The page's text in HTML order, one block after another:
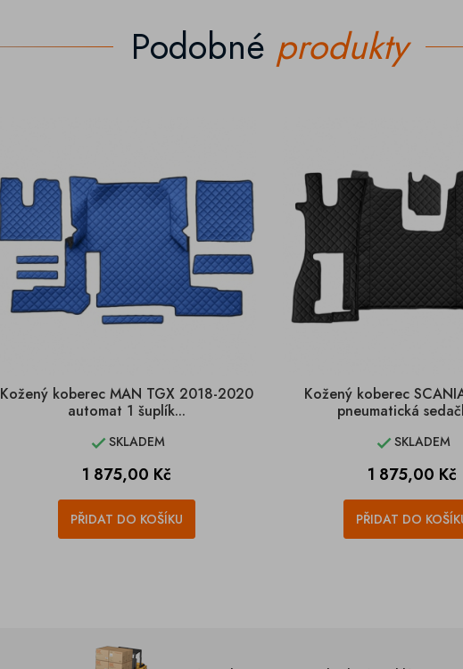
Podobné produkty
Kožený koberec MAN TGX 2018-2020
automat 1 šuplík...
SKLADEM
Cena
1 875,00 Kč
PŘIDAT DO KOŠÍKU
Kožený koberec
pneumatická
SKLADEM
Cena
1 875,00 Kč
PŘIDAT DO